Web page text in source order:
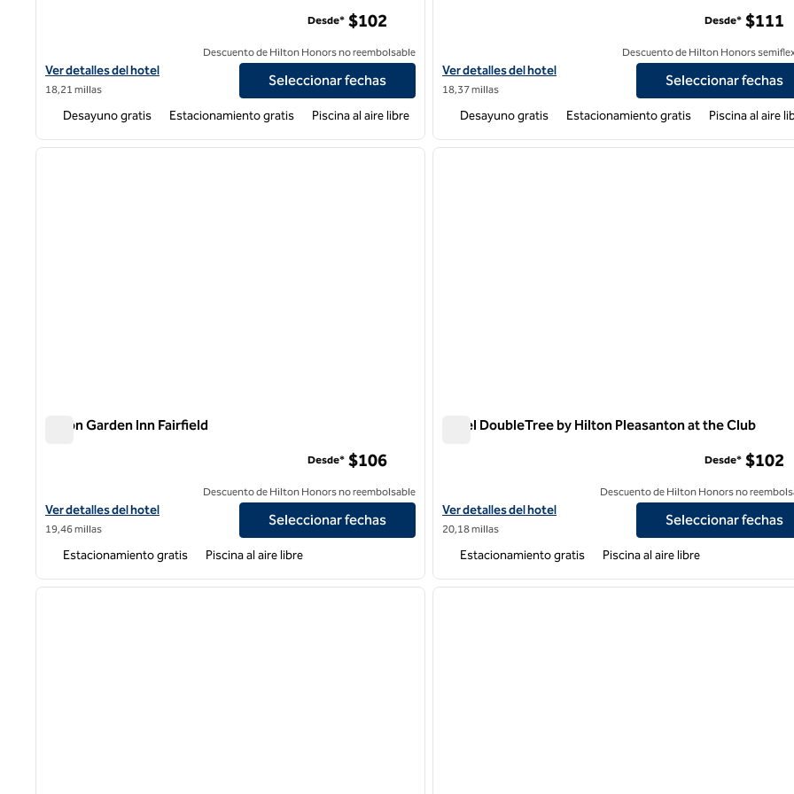
Ver detalles del hotel Home2 Suites by Hilton American Canyon Napa Valley
Ver detalles del hotel
18,21 millas
Desde* $102
Descuento de Hilton Honors no reembolsable
Seleccionar fechas
Desayuno gratis Estacionamiento gratis Piscina al aire libre
Ver detalles del hotel Hampton Inn Brentwood
Ver detalles del hotel
18,37 millas
Desde* $111
Descuento de Hilton Honors
Seleccionar fechas
Desayuno gratis Estacionamiento gratis Piscina al aire
1 de 12
siguiente imagen
Hilton Garden Inn Fairfield
Ver detalles del hotel Hilton Garden Inn Fairfield
Ver detalles del hotel
19,46 millas
Desde* $106
Descuento de Hilton Honors no reembolsable
Seleccionar fechas
Estacionamiento gratis Piscina al aire libre
1 de 12
Hotel DoubleTree by Hilton Pleasanton at the Club
Ver detalles del hotel DoubleTree by Hilton Pleasanton at the Club
Ver detalles del hotel
20,18 millas
Desde* $102
Descuento de Hilton Honors no
Seleccionar fechas
Estacionamiento gratis Piscina al aire libre
1 de 12
siguiente imagen
1 de 12